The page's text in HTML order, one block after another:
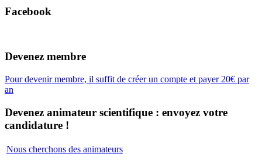
Facebook
Devenez membre
Pour devenir membre, il suffit de créer un compte et payer 20€ par
an
Devenez animateur scientifique : envoyez votre
candidature !
Nous cherchons des animateurs